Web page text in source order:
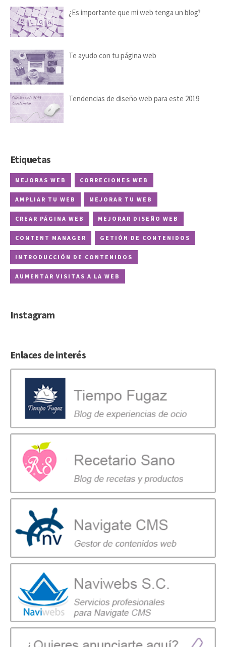
¿Es importante que mi web tenga un blog?
Te ayudo con tu página web
Tendencias de diseño web para este 2019
Etiquetas
MEJORAS WEB CORRECIONES WEB
AMPLIAR TU WEB MEJORAR TU WEB
CREAR PÁGINA WEB MEJORAR DISEÑO WEB
CONTENT MANAGER GETIÓN DE CONTENIDOS
INTRODUCCIÓN DE CONTENIDOS
AUMENTAR VISITAS A LA WEB
Instagram
Enlaces de interés